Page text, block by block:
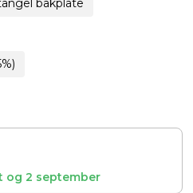
bakplate
og 2 september